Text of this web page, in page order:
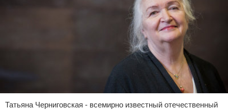
Татьяна Черниговская - всемирно известный отечественный